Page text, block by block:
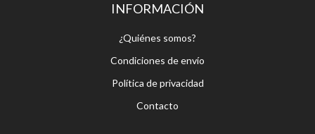
INFORMACIÓN
¿Quiénes somos?
Condiciones de envío
Política de privacidad
Contacto